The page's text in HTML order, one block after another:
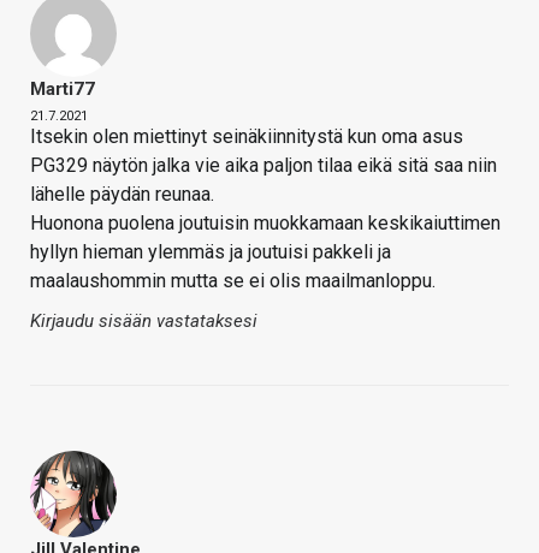
Marti77
21.7.2021
Itsekin olen miettinyt seinäkiinnitystä kun oma asus
PG329 näytön jalka vie aika paljon tilaa eikä sitä saa niin
lähelle päydän reunaa.
Huonona puolena joutuisin muokkamaan keskikaiuttimen
hyllyn hieman ylemmäs ja joutuisi pakkeli ja
maalaushommin mutta se ei olis maailmanloppu.
Kirjaudu sisään vastataksesi